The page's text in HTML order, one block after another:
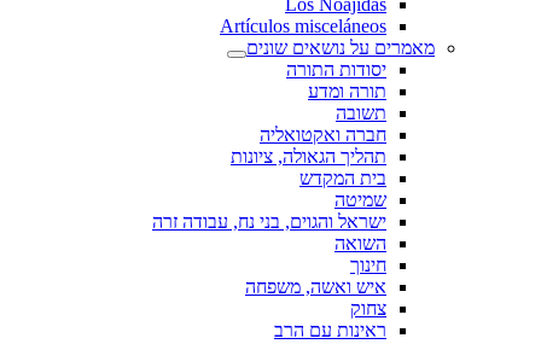
Los Noájidas
Artículos misceláneos
מאמרים על נושאים שונים
יסודות התורה
תורה ומדע
תשובה
חברה ואקטואליה
תהליך הגאולה, ציונות
בית המקדש
שמיטה
ישראל והגוים, בני נח, עבודה זרה
השואה
חינוך
איש ואשה, משפחה
צחוק
ראינות עם הרב